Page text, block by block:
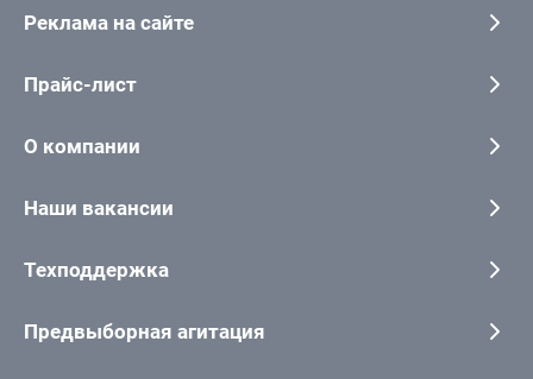
Реклама на сайте
Прайс-лист
О компании
Наши вакансии
Техподдержка
Предвыборная агитация